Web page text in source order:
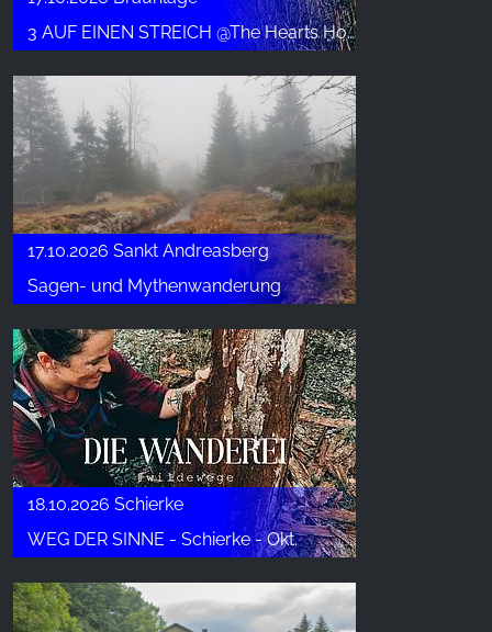
3 AUF EINEN STREICH @The Hearts Hotel - Okto.
17.10.2026 Sankt Andreasberg
Sagen- und Mythenwanderung
18.10.2026 Schierke
WEG DER SINNE - Schierke - Okt.